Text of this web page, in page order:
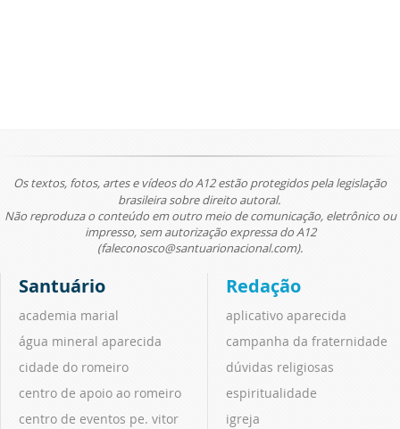
Os textos, fotos, artes e vídeos do A12 estão protegidos pela legislação
brasileira sobre direito autoral.
Não reproduza o conteúdo em outro meio de comunicação, eletrônico ou
impresso, sem autorização expressa do A12
(faleconosco@santuarionacional.com).
Santuário
academia marial
água mineral aparecida
cidade do romeiro
centro de apoio ao romeiro
centro de eventos pe. vitor
Redação
aplicativo aparecida
campanha da fraternidade
dúvidas religiosas
espiritualidade
igreja